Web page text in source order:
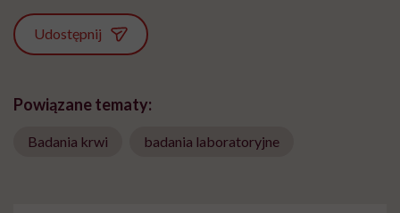
Udostępnij
Powiązane tematy:
Badania krwi badania laboratoryjne